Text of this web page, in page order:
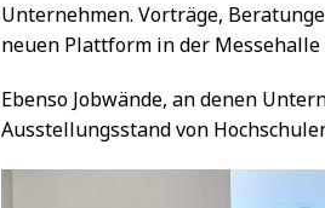
Unternehmen. Vorträge,
neuen Plattform in der Messehalle
Ebenso Jobwände, an denen
Ausstellungsstand von